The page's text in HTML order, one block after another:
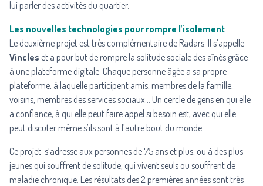
lui parler des activités du quartier.
Les nouvelles technologies pour rompre l’isolement
Le deuxième projet est très complémentaire de Radars. Il s’appelle
Vincles et a pour but de rompre la solitude sociale des aînés grâce
à une plateforme digitale. Chaque personne âgée a sa propre
plateforme, à laquelle participent amis, membres de la famille,
voisins, membres des services sociaux… Un cercle de gens en qui elle
a confiance, à qui elle peut faire appel si besoin est, avec qui elle
peut discuter même s’ils sont à l’autre bout du monde.
Ce projet s’adresse aux personnes de 75 ans et plus, ou à des plus
jeunes qui souffrent de solitude, qui vivent seuls ou souffrent de
maladie chronique. Les résultats des 2 premières années sont très